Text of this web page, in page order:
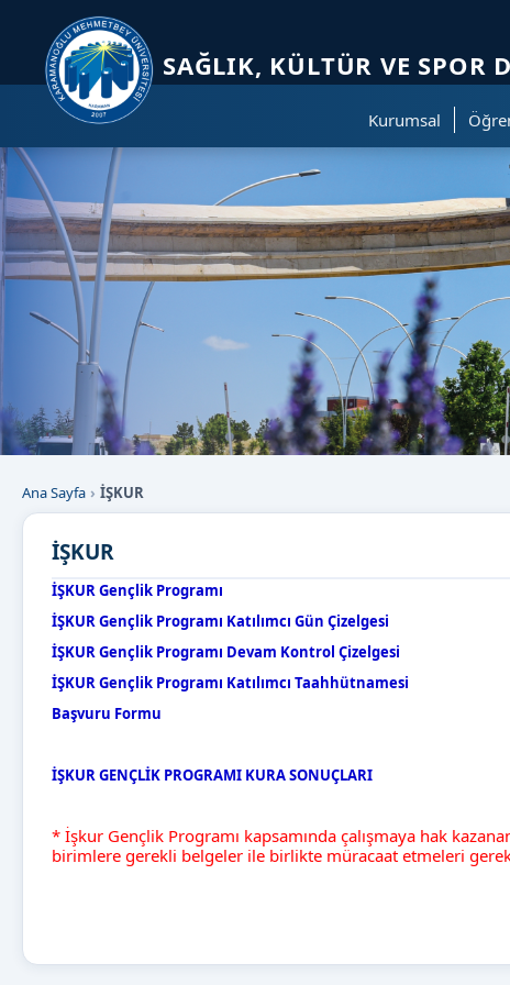
SAĞLIK, KÜLTÜR VE SPOR
Kurumsal
Ana Sayfa İŞKUR
İŞKUR
İŞKUR Gençlik Programı
İŞKUR Gençlik Programı Katılımcı Gün Çizelgesi
İŞKUR Gençlik Programı Devam Kontrol Çizelgesi
İŞKUR Gençlik Programı Katılımcı Taahhütnamesi
Başvuru Formu
İŞKUR GENÇLİK PROGRAMI KURA SONUÇLARI
* İşkur Gençlik Programı kapsamında çalışmaya hak
birimlere gerekli belgeler ile birlikte müracaat etmeleri